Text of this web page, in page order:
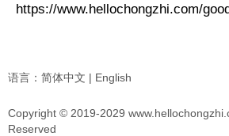
https://www.hellochongzhi.com/
语言： 简体中文 | English
Copyright © 2019-2029
Reserved